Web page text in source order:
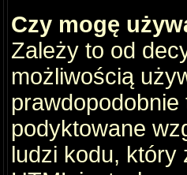
Czy mogę
Zależy to od
możliwością
prawdopodobnie
podyktowane
ludzi kodu, który